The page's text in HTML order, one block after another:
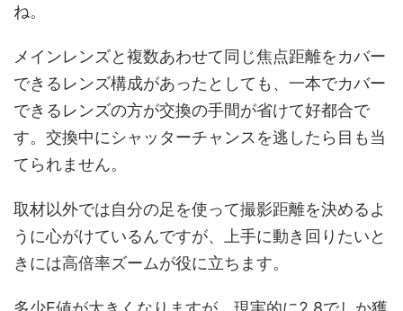
ね。
メインレンズと複数あわせて同じ焦点距離をカバー
できるレンズ構成があったとしても、一本でカバー
できるレンズの方が交換の手間が省けて好都合で
す。交換中にシャッターチャンスを逃したら目も当
てられません。
取材以外では自分の足を使って撮影距離を決めるよ
うに心がけているんですが、上手に動き回りたいと
きには高倍率ズームが役に立ちます。